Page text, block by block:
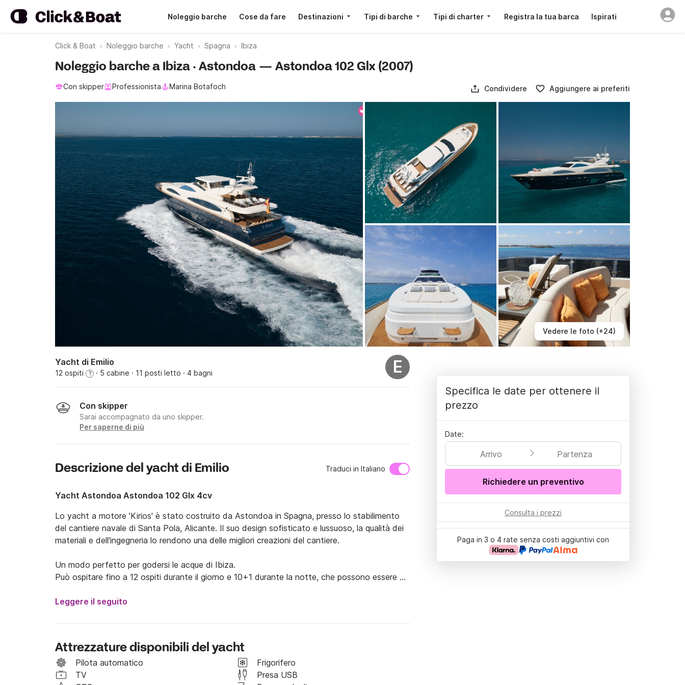
Noleggio barche Cose da fare Destinazioni Tipi di barche Tipi di charter Registra la tua barca Ispirati
Click & Boat Noleggio barche Yacht Spagna Ibiza
Vedere le foto (+24)
Noleggio barche a Ibiza · Astondoa — Astondoa 102 Glx (2007)
Con skipper Professionista Marina Botafoch Condividere Aggiungere ai preferiti
Yacht di Emilio
12 ospiti ? · 5 cabine · 11 posti letto · 4 bagni E
Con skipper
Sarai accompagnato da uno skipper.
Per saperne di più
Descrizione del yacht di Emilio Traduci in Italiano
Yacht Astondoa Astondoa 102 Glx 4cv
Lo yacht a motore 'Kirios' è stato costruito da Astondoa in Spagna, presso lo stabilimento
del cantiere navale di Santa Pola, Alicante. Il suo design sofisticato e lussuoso, la qualità dei
materiali e dell'ingegneria lo rendono una delle migliori creazioni del cantiere.
Un modo perfetto per godersi le acque di Ibiza.
Può ospitare fino a 12 ospiti durante il giorno e 10+1 durante la notte, che possono essere
yacht dispone di 4 bagni privati e 2 toilette.
chef.
DENTRO:
Piano superiore: soggiorno, sala da pranzo, postazione di comando separata, cabina studio
con bagno, ampia cucina, al piano inferiore: disimpegno con accesso alle cabine. Cabina
Leggere il seguito
Attrezzature disponibili del yacht
Pilota automatico
Frigorifero
TV
Presa USB
Specifica le date per ottenere il
prezzo
Date:
Arrivo Partenza
Richiedere un preventivo
Consulta i prezzi
Paga in 3 o 4 rate senza costi aggiuntivi con